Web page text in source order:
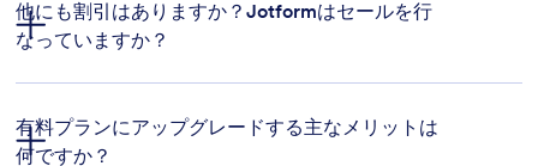
他にも割引はありますか？Jotformはセールを行
なっていますか？
有料プランにアップグレードする主なメリットは
何ですか？